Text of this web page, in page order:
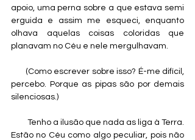
apoio, uma perna sobre a que estava semi
erguida e assim me esqueci, enquanto
olhava aquelas coisas coloridas que
planavam no Céu e nele mergulhavam.
(Como escrever sobre isso? É-me difícil,
percebo. Porque as pipas são por demais
silenciosas.)
Tenho a ilusão que nada as liga à Terra.
Estão no Céu como algo peculiar, pois não